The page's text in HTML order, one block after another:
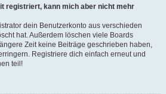
registriert, kann mich aber nicht mehr
dein Benutzerkonto aus verschieden
hat. Außerdem löschen viele Boards
Zeit keine Beiträge geschrieben haben,
Registriere dich einfach erneut und
teil!